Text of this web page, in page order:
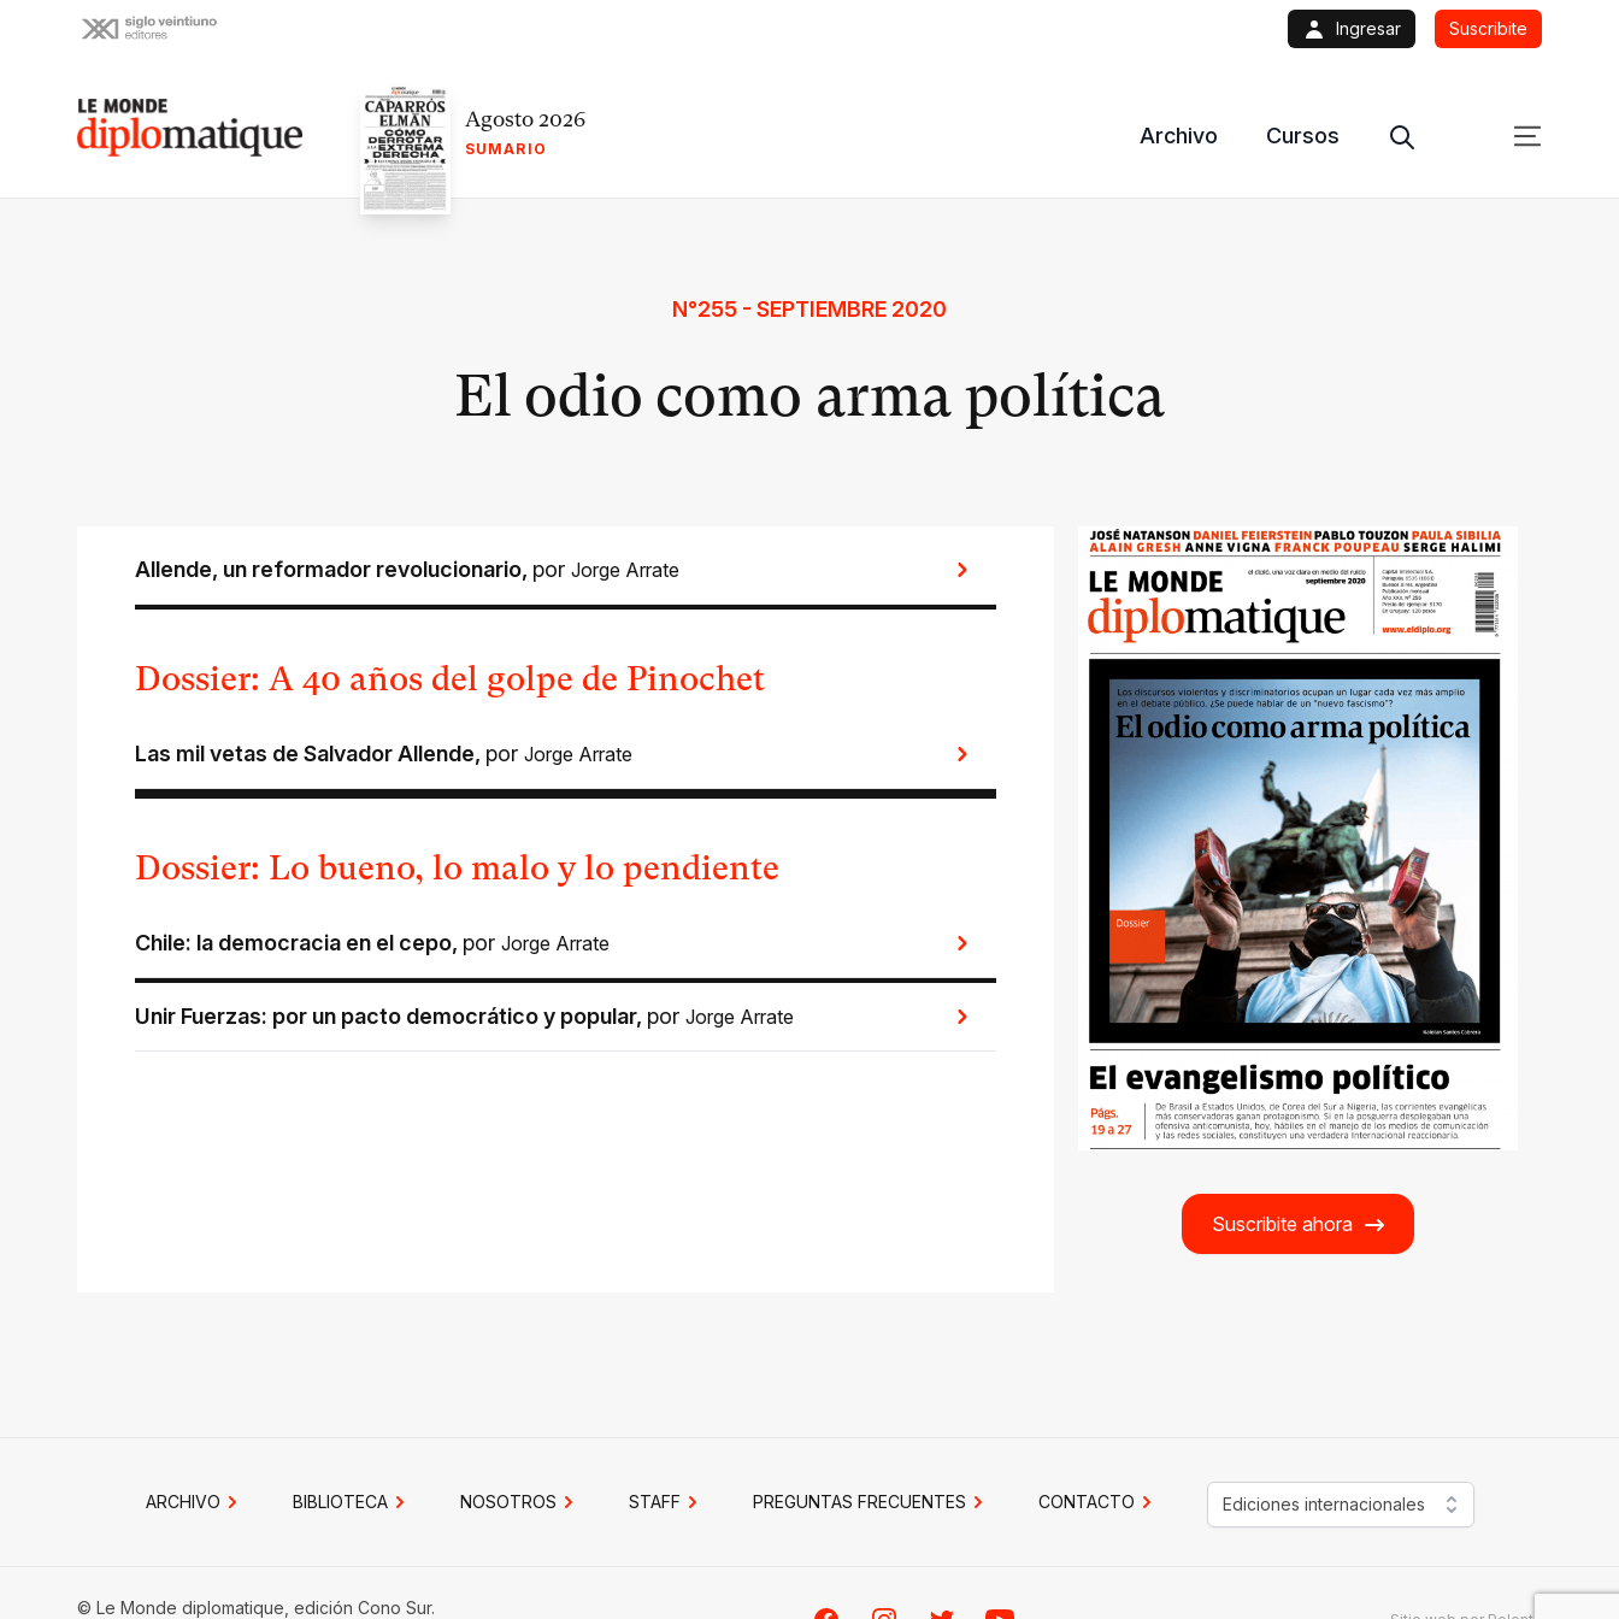
Ingresar Suscribite
Le monde diplomatique Agosto 2026
SUMARIO
Archivo Cursos
N°255 - SEPTIEMBRE 2020
El odio como arma política
Suscribite ahora
Allende, un reformador revolucionario, por Jorge Arrate
Dossier: A 40 años del golpe de Pinochet
Las mil vetas de Salvador Allende, por Jorge Arrate
Dossier: Lo bueno, lo malo y lo pendiente
Chile: la democracia en el cepo, por Jorge Arrate
Unir Fuerzas: por un pacto democrático y popular, por Jorge Arrate
ARCHIVO BIBLIOTECA NOSOTROS STAFF PREGUNTAS FRECUENTES CONTACTO Ediciones internacionales
© Le Monde diplomatique, edición Cono Sur.